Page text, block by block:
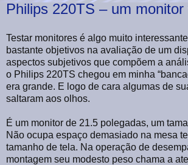
Philips 220TS – um monitor
Testar monitores é algo muito
bastante objetivos na avaliação de um
aspectos subjetivos que compõem a
o Philips 220TS chegou em minha
era grande. E logo de cara algumas de
saltaram aos olhos.
É um monitor de 21.5 polegadas, um
Não ocupa espaço demasiado na mesa
tamanho de tela. Na operação de
montagem seu modesto peso chama a